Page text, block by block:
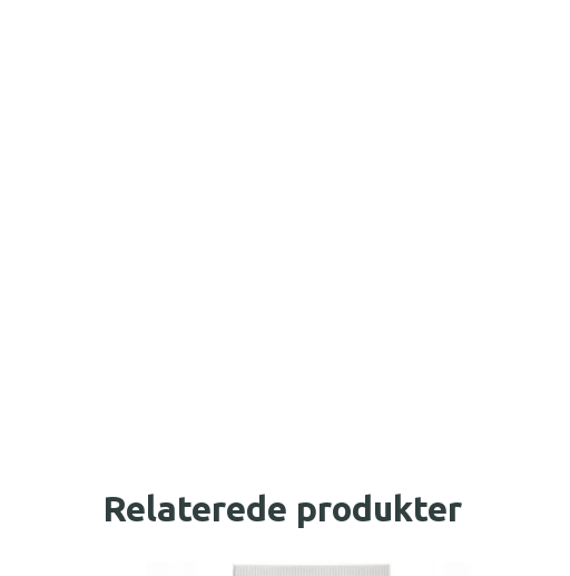
Relaterede produkter